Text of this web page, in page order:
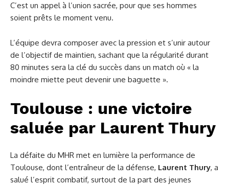
C’est un appel à l’union sacrée, pour que ses hommes
soient prêts le moment venu.
L’équipe devra composer avec la pression et s’unir autour
de l’objectif de maintien, sachant que la régularité durant
80 minutes sera la clé du succès dans un match où « la
moindre miette peut devenir une baguette ».
Toulouse : une victoire
saluée par Laurent Thury
La défaite du MHR met en lumière la performance de
Toulouse, dont l’entraîneur de la défense, Laurent Thury, a
salué l’esprit combatif, surtout de la part des jeunes